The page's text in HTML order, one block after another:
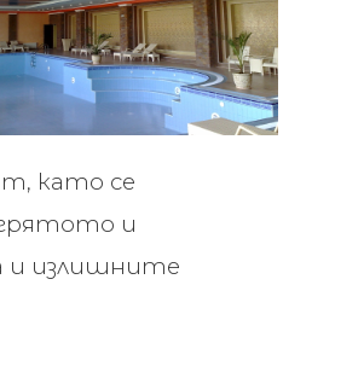
като се
и
и излишните